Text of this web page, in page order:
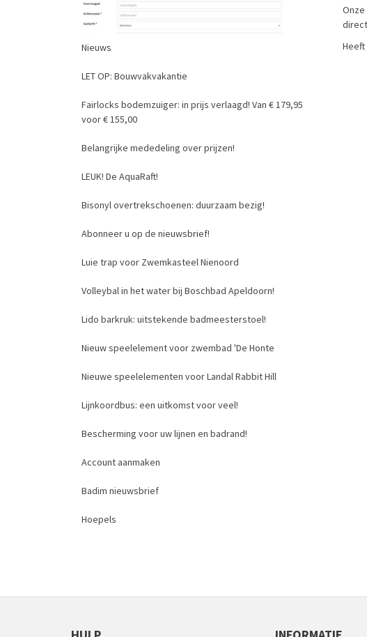
Nieuws
LET OP: Bouwvakvakantie
Fairlocks bodemzuiger: in prijs verlaagd! Van € 179,95
voor € 155,00
Belangrijke mededeling over prijzen!
LEUK! De AquaRaft!
Bisonyl overtrekschoenen: duurzaam bezig!
Abonneer u op de nieuwsbrief!
Luie trap voor Zwemkasteel Nienoord
Volleybal in het water bij Boschbad Apeldoorn!
Lido barkruk: uitstekende badmeesterstoel!
Nieuw speelelement voor zwembad 'De Honte
Nieuwe speelelementen voor Landal Rabbit Hill
Lijnkoordbus: een uitkomst voor veel!
Bescherming voor uw lijnen en badrand!
Account aanmaken
Badim nieuwsbrief
Hoepels